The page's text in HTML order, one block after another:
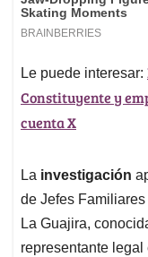
Le puede interesar:
Constituyente y
cuenta X
La investigación
de Jefes
La Guajira,
representante legal